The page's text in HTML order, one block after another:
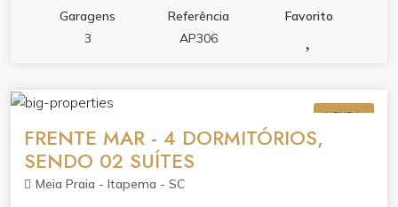
Garagens
3
Referência
AP306
Favorito
VENDA
FRENTE MAR - 4 DORMITÓRIOS,
SENDO 02 SUÍTES
Meia Praia - Itapema - SC